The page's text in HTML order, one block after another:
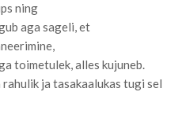
ning
aga sageli, et
toimetulek, alles kujuneb.
ja tasakaalukas tugi sel